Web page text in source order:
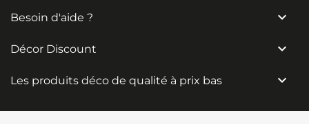
Besoin d'aide ? 
Décor Discount 
Les produits déco de qualité à prix bas 